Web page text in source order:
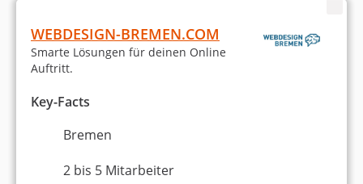
WEBDESIGN-BREMEN.COM
Smarte Lösungen für deinen Online
Auftritt.
Key-Facts
Bremen
2 bis 5 Mitarbeiter